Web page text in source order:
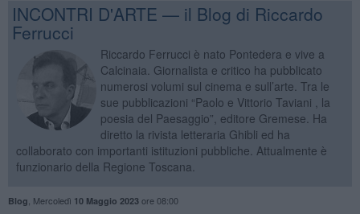
INCONTRI D'ARTE — il Blog di Riccardo
Ferrucci
Riccardo Ferrucci è nato Pontedera e vive a
Calcinaia. Giornalista e critico ha pubblicato
numerosi volumi sul cinema e sull’arte. Tra le
sue pubblicazioni “Paolo e Vittorio Taviani , la
poesia del Paesaggio”, editore Gremese. Ha
diretto la rivista letteraria Ghibli ed ha
collaborato con importanti istituzioni pubbliche. Attualmente è
funzionario della Regione Toscana.
Blog Mercoledì 10 Maggio 2023ore 08:00